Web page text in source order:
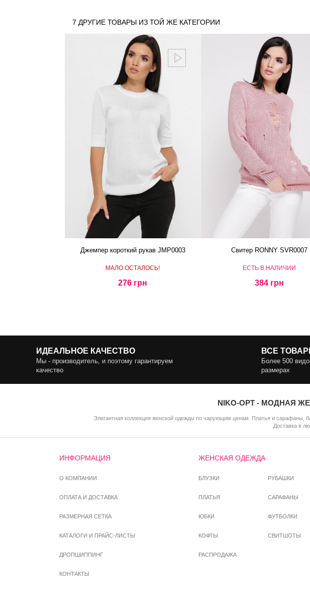
7 ДРУГИЕ ТОВАРЫ ИЗ ТОЙ ЖЕ КАТЕГОРИИ
Джемпер короткий рукав JMP0003
МАЛО ОСТАЛОСЬ!
276 грн
Свитер RONNY SVR0007
ЕСТЬ В НАЛИЧИИ
384 грн
ИДЕАЛЬНОЕ КАЧЕСТВО
Мы - производитель, и поэтому гарантируем
качество
ВСЕ
Более 500
размерах
NIKO-OPT - МОДНАЯ
Элегантная коллекция женской одежды по чарующим ценам. Платья и
Доставка в
ИНФОРМАЦИЯ
О КОМПАНИИ
ОПЛАТА И ДОСТАВКА
РАЗМЕРНАЯ СЕТКА
КАТАЛОГИ И ПРАЙС-ЛИСТЫ
ДРОПШИППИНГ
КОНТАКТЫ
ЖЕНСКАЯ ОДЕЖДА
БЛУЗКИ РУБАШКИ
ПЛАТЬЯ САРАФАНЫ
ЮБКИ ФУТБОЛКИ
КОФТЫ СВИТШОТЫ
РАСПРОДАЖА